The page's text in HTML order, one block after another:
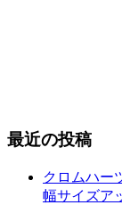
最近の投稿
クロムハー
幅サイズア